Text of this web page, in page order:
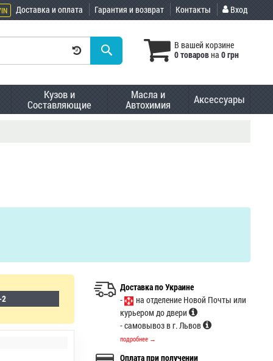
Доставка и оплата Гарантия и возврат Контакты Вход
В вашей корзине
0 товаровна 0 грн
Кузов и
Составляющие
Масла и
Автохимия Аксессуары
Доставка по Украине
-
на отделение Новой Почты или
курьером до двери
- самовывоз в г. Львов
подробнее →
Оплата при получении